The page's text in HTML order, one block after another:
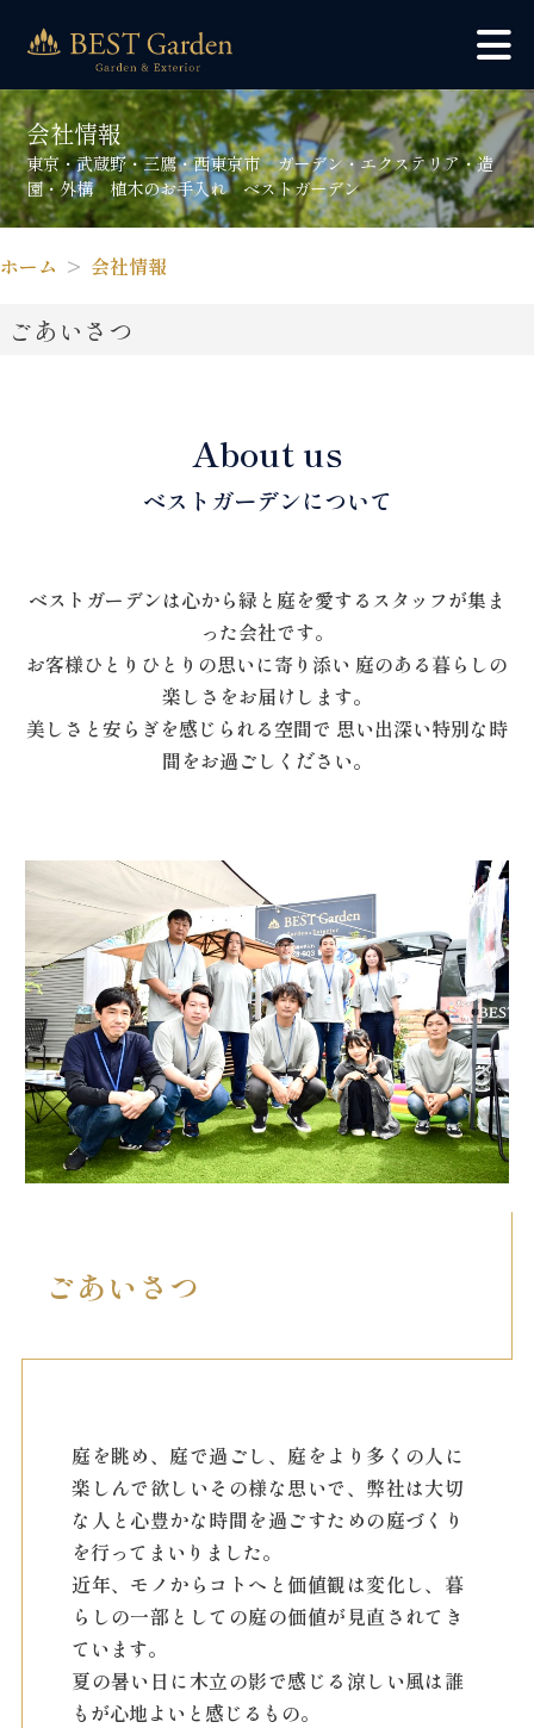
会社情報
東京・武蔵野・三鷹・西東京市 ガーデン・エクステリア・造
園・外構 植木のお手入れ ベストガーデン
ホーム 会社情報
ごあいさつ
About us
ベストガーデンについて
ベストガーデンは心から緑と庭を愛するスタッフが集ま
った会社です。
お客様ひとりひとりの思いに寄り添い 庭のある暮らしの
楽しさをお届けします。
美しさと安らぎを感じられる空間で 思い出深い特別な時
間をお過ごしください。
ごあいさつ
庭を眺め、庭で過ごし、庭をより多くの人に
楽しんで欲しいその様な思いで、弊社は大切
な人と心豊かな時間を過ごすための庭づくり
を行ってまいりました。
近年、モノからコトへと価値観は変化し、暮
らしの一部としての庭の価値が見直されてき
ています。
夏の暑い日に木立の影で感じる涼しい風は誰
もが心地よいと感じるもの。